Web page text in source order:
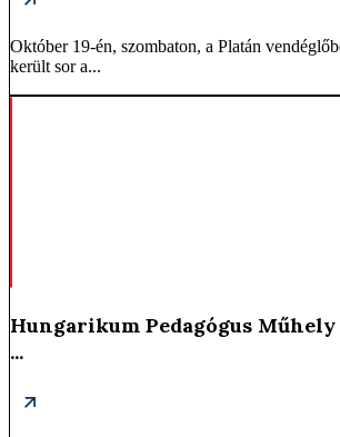
Október 19-én, szombaton, a Platán
került sor a...
Hungarikum Pedagógus
...